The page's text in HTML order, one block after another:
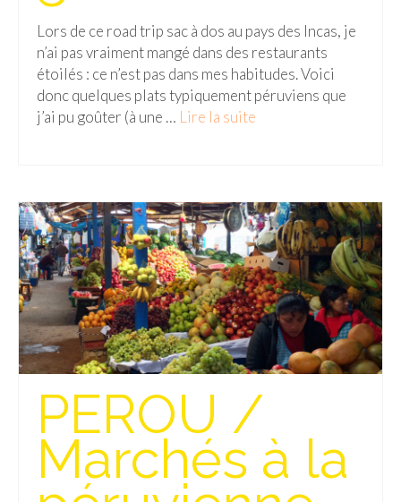
– Sucre
CHILI
CHINE
– Xi’an
CORÉE DU SUD
– Séoul
DANEMARK
– Copenhague
FRANCE
– Nice
– Paris
Lors de ce road trip sac à dos au pays des Incas, je
n’ai pas vraiment mangé dans des restaurants
étoilés : ce n’est pas dans mes habitudes. Voici
donc quelques plats typiquement péruviens que
j’ai pu goûter (à une … Lire la suite­­
PEROU /
Marchés à la